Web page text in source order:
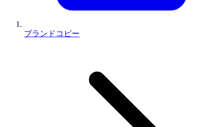
ブランドコピー